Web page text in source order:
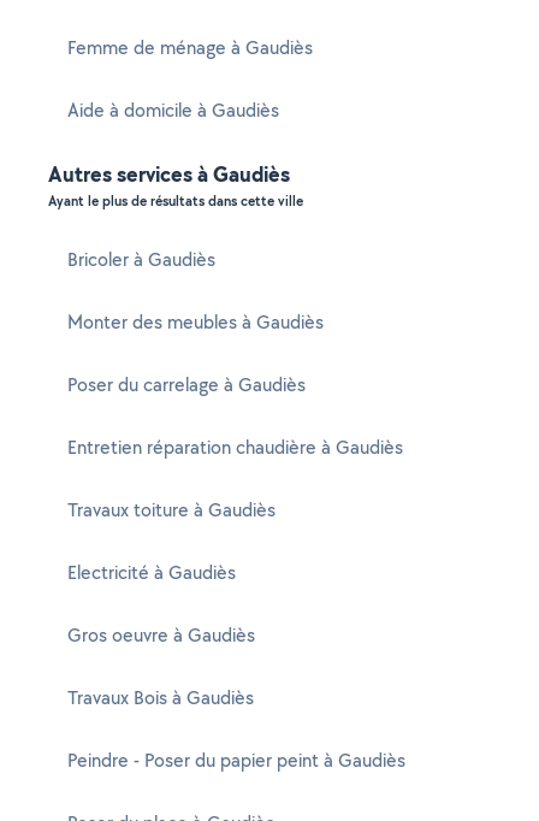
Femme de ménage à Gaudiès
Aide à domicile à Gaudiès
Autres services à Gaudiès
Ayant le plus de résultats dans cette ville
Bricoler à Gaudiès
Monter des meubles à Gaudiès
Poser du carrelage à Gaudiès
Entretien réparation chaudière à Gaudiès
Travaux toiture à Gaudiès
Electricité à Gaudiès
Gros oeuvre à Gaudiès
Travaux Bois à Gaudiès
Peindre - Poser du papier peint à Gaudiès